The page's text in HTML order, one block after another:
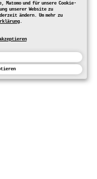
Matomo und für unsere Cookie-
unserer Website zu
ändern. Um mehr zu
.